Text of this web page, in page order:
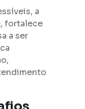
a
fortalece
a ser